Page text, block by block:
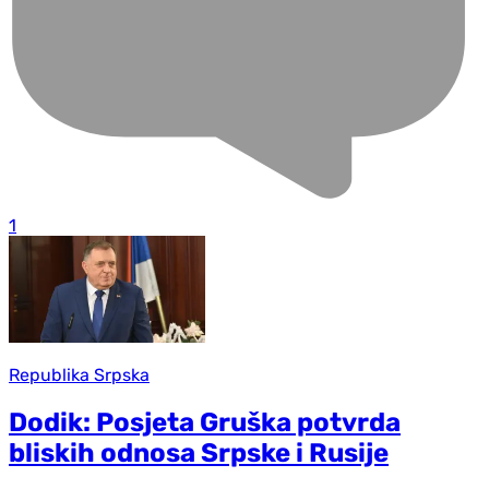
1
Republika Srpska
Dodik: Posjeta Gruška potvrda
bliskih odnosa Srpske i Rusije